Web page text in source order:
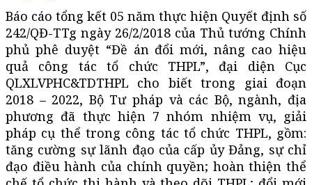
Báo cáo tổng kết 05 năm thực hiện Quyết định số
242/QĐ-TTg ngày 26/2/2018 của Thủ tướng Chính
phủ phê duyệt “Đề án đổi mới, nâng cao hiệu
quả công tác tổ chức THPL”, đại diện Cục
QLXLVPHC&TDTHPL cho biết trong giai đoạn
2018 – 2022, Bộ Tư pháp và các Bộ, ngành, địa
phương đã thực hiện 7 nhóm nhiệm vụ, giải
pháp cụ thể trong công tác tổ chức THPL, gồm:
tăng cường sự lãnh đạo của cấp ủy Đảng, sự chỉ
đạo điều hành của chính quyền; hoàn thiện thể